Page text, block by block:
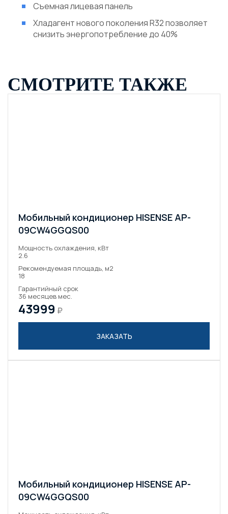
Съемная лицевая панель
Хладагент нового поколения R32 позволяет
снизить энергопотребление до 40%
СМОТРИТЕ ТАКЖЕ
Мобильный кондиционер HISENSE AP-
09CW4GGQS00
Мобильный кондиционер HISENSE AP-
09CW4GGQS00
Мощность охлаждения, кВт
2.6
Рекомендуемая площадь, м2
18
Гарантийный срок
36 месяцев мес.
43999 ₽
ЗАКАЗАТЬ